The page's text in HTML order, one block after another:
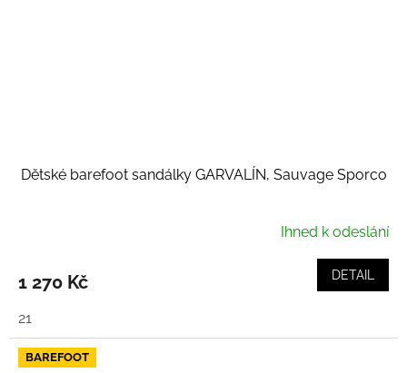
Dětské barefoot sandálky GARVALÍN, Sauvage Sporco
Ihned k odeslání
1 270 Kč DETAIL
21
BAREFOOT